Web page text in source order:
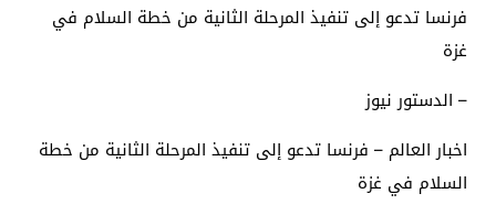
فرنسا تدعو إلى تنفيذ المرحلة الثانية من خطة السلام في
غزة
– الدستور نيوز
اخبار العالم – فرنسا تدعو إلى تنفيذ المرحلة الثانية من خطة
السلام في غزة